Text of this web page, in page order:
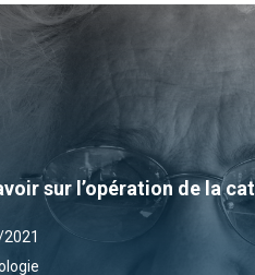
sur l’opération de la